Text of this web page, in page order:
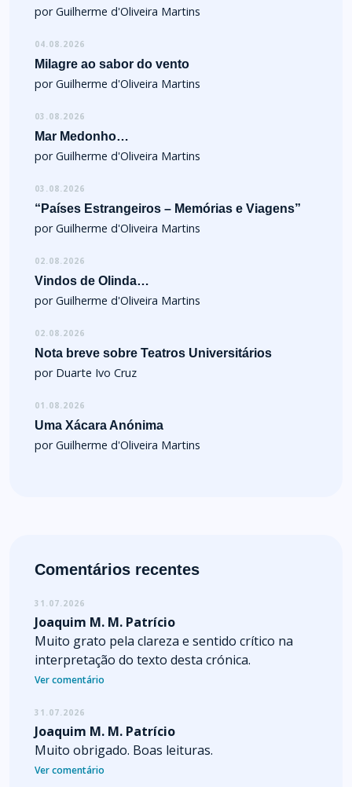
por Guilherme d'Oliveira Martins
04.08.2026
Milagre ao sabor do vento
por Guilherme d'Oliveira Martins
03.08.2026
Mar Medonho…
por Guilherme d'Oliveira Martins
03.08.2026
“Países Estrangeiros – Memórias e Viagens”
por Guilherme d'Oliveira Martins
02.08.2026
Vindos de Olinda…
por Guilherme d'Oliveira Martins
02.08.2026
Nota breve sobre Teatros Universitários
por Duarte Ivo Cruz
01.08.2026
Uma Xácara Anónima
por Guilherme d'Oliveira Martins
Comentários recentes
31.07.2026
Joaquim M. M. Patrício
Muito grato pela clareza e sentido crítico na
interpretação do texto desta crónica.
Ver comentário
31.07.2026
Joaquim M. M. Patrício
Muito obrigado. Boas leituras.
Ver comentário